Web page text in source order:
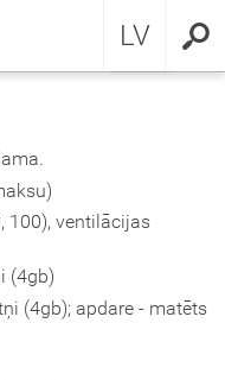
LV
RU
100), ventilācijas
(4gb)
(4gb); apdare - matēts